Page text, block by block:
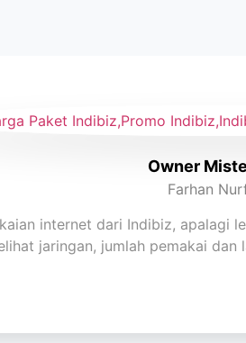
Owner
Farhan
internet dari Indibiz, apalagi
jaringan, jumlah pemakai